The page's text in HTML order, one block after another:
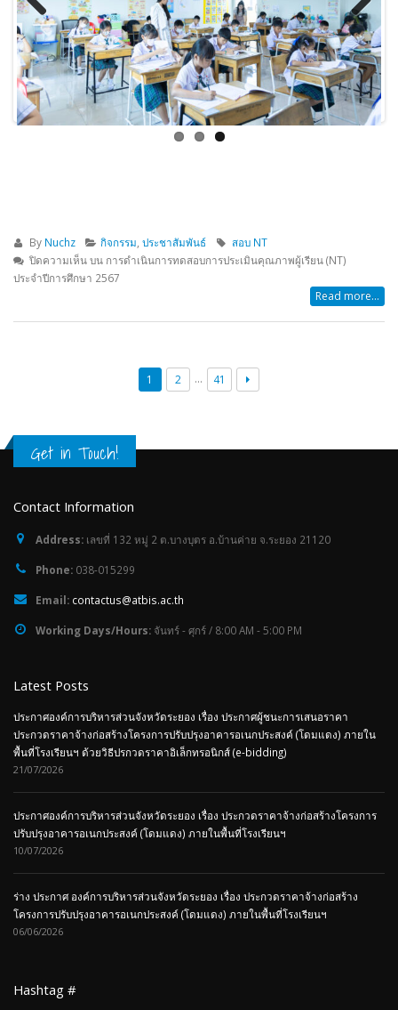
Previous Next
By Nuchz กิจกรรม ,ประชาสัมพันธ์
สอบ NT
ปิดความเห็นบน การดำเนินการทดสอบการประเมินคุณภาพผู้เรียน (NT)
ประจำปีการศึกษา 2567
Read more...
1 2 … 41
Get in Touch!
Contact Information
Address: เลขที่ 132 หมู่ 2 ต.บางบุตร อ.บ้านค่าย จ.ระยอง 21120
Phone: 038-015299
Email: contactus@atbis.ac.th
Working Days/Hours: จันทร์ - ศุกร์ / 8:00 AM - 5:00 PM
Latest Posts
ประกาศองค์การบริหารส่วนจังหวัดระยอง เรื่อง ประกาศผู้ชนะการเสนอราคา
ประกวดราคาจ้างก่อสร้างโครงการปรับปรุงอาคารอเนกประสงค์ (โดมแดง) ภายใน
พื้นที่โรงเรียนฯ ด้วยวิธีปรกวดราคาอิเล็กทรอนิกส์ (e-bidding)
21/07/2026
ประกาศองค์การบริหารส่วนจังหวัดระยอง เรื่อง ประกวดราคาจ้างก่อสร้างโครงการ
ปรับปรุงอาคารอเนกประสงค์ (โดมแดง) ภายในพื้นที่โรงเรียนฯ
10/07/2026
ร่าง ประกาศ องค์การบริหารส่วนจังหวัดระยอง เรื่อง ประกวดราคาจ้างก่อสร้าง
โครงการปรับปรุงอาคารอเนกประสงค์ (โดมแดง) ภายในพื้นที่โรงเรียนฯ
06/06/2026
Hashtag #